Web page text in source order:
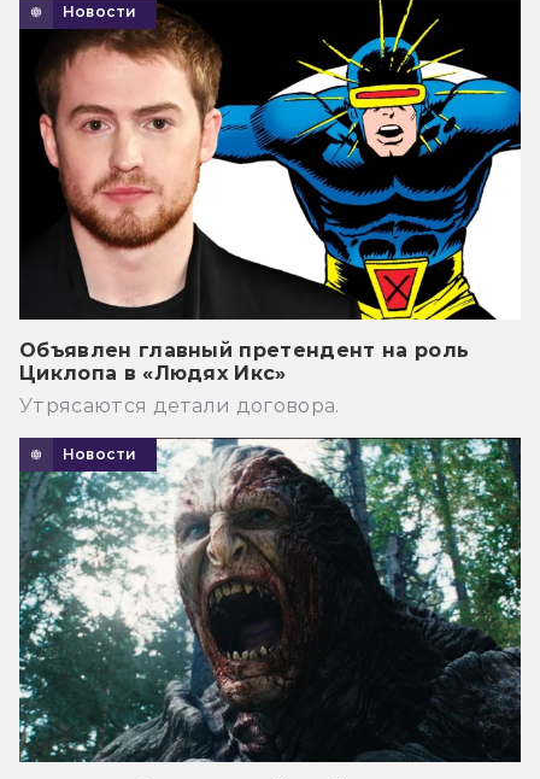
Новости
Объявлен главный претендент на роль
Циклопа в «Людях Икс»
Утрясаются детали договора.
Новости